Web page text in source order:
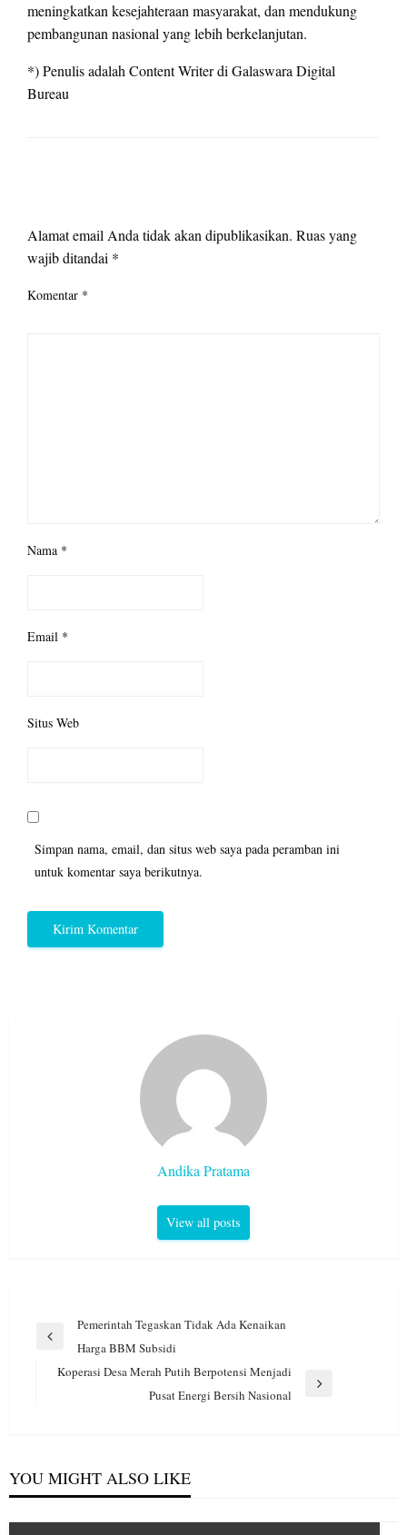
meningkatkan kesejahteraan masyarakat, dan mendukung
pembangunan nasional yang lebih berkelanjutan.
*) Penulis adalah Content Writer di Galaswara Digital
Bureau
Alamat email Anda tidak akan dipublikasikan. Ruas yang
wajib ditandai *
Komentar *
Nama *
Email *
Situs Web
Simpan nama, email, dan situs web saya pada peramban ini
untuk komentar saya berikutnya.
Andika Pratama
View all posts
Navigasi
Previous
Pemerintah Tegaskan Tidak Ada Kenaikan
Harga BBM Subsidi
Koperasi Desa Merah Putih Berpotensi Menjadi
Pusat Energi Bersih Nasional
YOU MIGHT ALSO LIKE